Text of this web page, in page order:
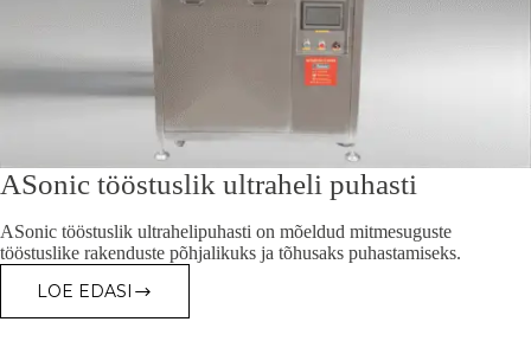
ASonic tööstuslik ultraheli puhasti
ASonic tööstuslik ultrahelipuhasti on mõeldud mitmesuguste
tööstuslike rakenduste põhjalikuks ja tõhusaks puhastamiseks.
LOE EDASI
ASONIC
TÖÖSTUSLIK